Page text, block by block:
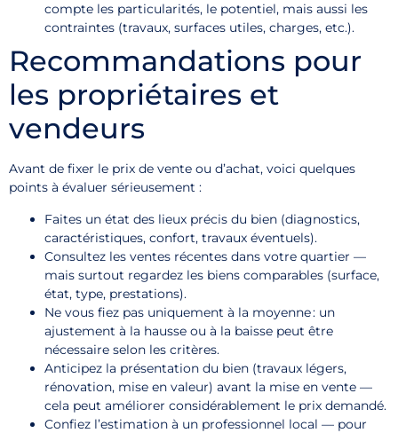
compte les particularités, le potentiel, mais aussi les
contraintes (travaux, surfaces utiles, charges, etc.).
Recommandations pour
les propriétaires et
vendeurs
Avant de fixer le prix de vente ou d’achat, voici quelques
points à évaluer sérieusement :
Faites un état des lieux précis du bien (diagnostics,
caractéristiques, confort, travaux éventuels).
Consultez les ventes récentes dans votre quartier —
mais surtout regardez les biens comparables (surface,
état, type, prestations).
Ne vous fiez pas uniquement à la moyenne : un
ajustement à la hausse ou à la baisse peut être
nécessaire selon les critères.
Anticipez la présentation du bien (travaux légers,
rénovation, mise en valeur) avant la mise en vente —
cela peut améliorer considérablement le prix demandé.
Confiez l’estimation à un professionnel local — pour